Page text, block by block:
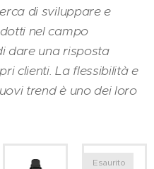
di sviluppare e
nel campo
dare una risposta
clienti. La flessibilità e
trend è uno dei loro
Esaurito